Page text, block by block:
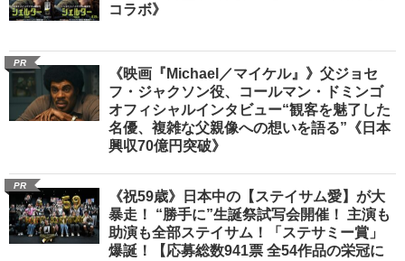
コラボ》
PR
《映画『Michael／マイケル』》父ジョセ
フ・ジャクソン役、コールマン・ドミンゴ
オフィシャルインタビュー“観客を魅了した
名優、複雑な父親像への想いを語る”《日本
興収70億円突破》
PR
《祝59歳》日本中の【ステイサム愛】が大
暴走！ “勝手に”生誕祭試写会開催！ 主演も
助演も全部ステイサム！「ステサミー賞」
爆誕！【応募総数941票 全54作品の栄冠に